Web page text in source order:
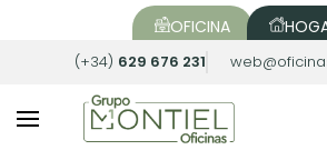
OFICINA
(+34) 629 676 231